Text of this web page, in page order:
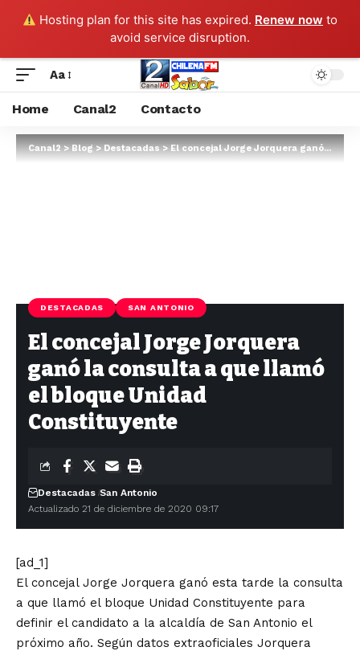
Hosting plan for this site has expired. Renew now to
avoid service disruption.
Aa
Home Canal2 Contacto
Canal2>Blog>Destacadas>El concejal Jorge Jorquera ganó la consulta a que llamó el bloque Unidad Constituyente
DESTACADAS SAN ANTONIO
El concejal Jorge Jorquera
ganó la consulta a que llamó
el bloque Unidad
Constituyente
Actualizado 21 de diciembre de 2020 09:17
Destacadas San Antonio
[ad_1]
El concejal Jorge Jorquera ganó esta tarde la consulta
a que llamó el bloque Unidad Constituyente para
definir el candidato a la alcaldía de San Antonio el
próximo año. Según datos extraoficiales Jorquera